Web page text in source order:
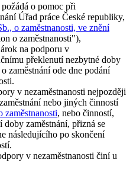
o pomoc při
Úřad práce České republiky,
o zaměstnanosti, ve znění
o zaměstnanosti"),
na podporu v
překlenutí nezbytné doby
zaměstnání ode dne podání
v nezaměstnanosti nejpozději
nebo jiných činností
zaměstnanosti, nebo činností,
zaměstnání, přizná se
následujícího po skončení
v nezaměstnanosti činí u